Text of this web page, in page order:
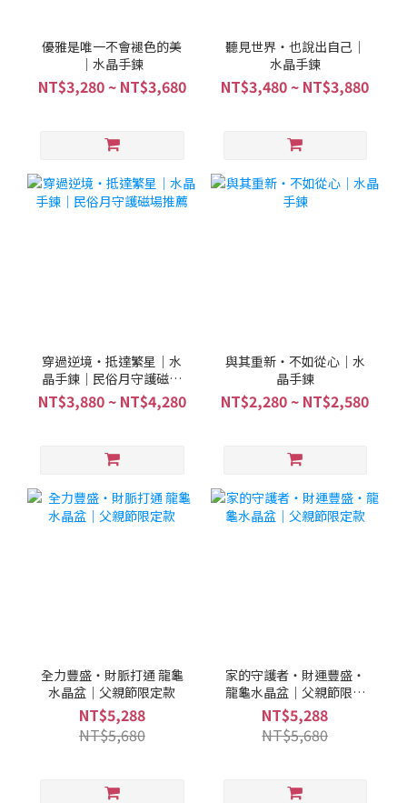
優雅是唯一不會褪色的美
｜水晶手鍊
NT$3,280 ~ NT$3,680
聽見世界・也說出自己｜
水晶手鍊
NT$3,480 ~ NT$3,880
穿過逆境・抵達繁星｜水
晶手鍊｜民俗月守護磁場
推薦
NT$3,880 ~ NT$4,280
與其重新・不如從心｜水
晶手鍊
NT$2,280 ~ NT$2,580
全力豐盛・財脈打通 龍龜
水晶盆｜父親節限定款
NT$5,288
NT$5,680
家的守護者・財運豐盛・
龍龜水晶盆｜父親節限定
款
NT$5,288
NT$5,680